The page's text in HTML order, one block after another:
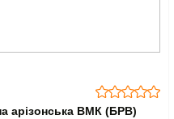
арізонська ВМК (БРВ)